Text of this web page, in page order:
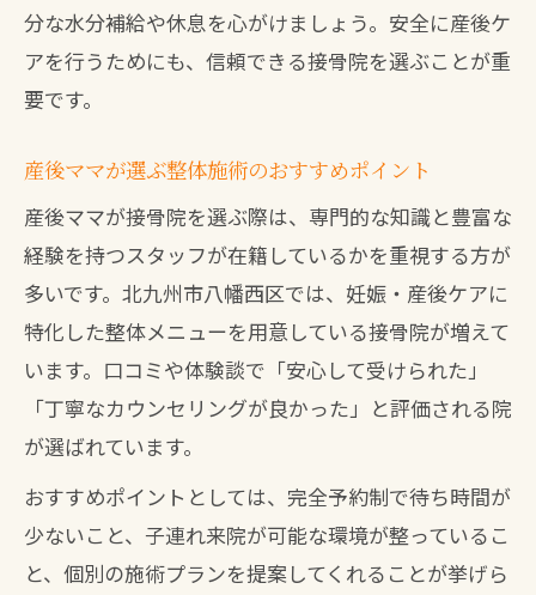
分な水分補給や休息を心がけましょう。安全に産後ケ
アを行うためにも、信頼できる接骨院を選ぶことが重
要です。
産後ママが選ぶ整体施術のおすすめポイント
産後ママが接骨院を選ぶ際は、専門的な知識と豊富な
経験を持つスタッフが在籍しているかを重視する方が
多いです。北九州市八幡西区では、妊娠・産後ケアに
特化した整体メニューを用意している接骨院が増えて
います。口コミや体験談で「安心して受けられた」
「丁寧なカウンセリングが良かった」と評価される院
が選ばれています。
おすすめポイントとしては、完全予約制で待ち時間が
少ないこと、子連れ来院が可能な環境が整っているこ
と、個別の施術プランを提案してくれることが挙げら